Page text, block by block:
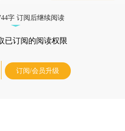
字 订阅后继续阅读
已订阅的阅读权限
订阅/会员升级